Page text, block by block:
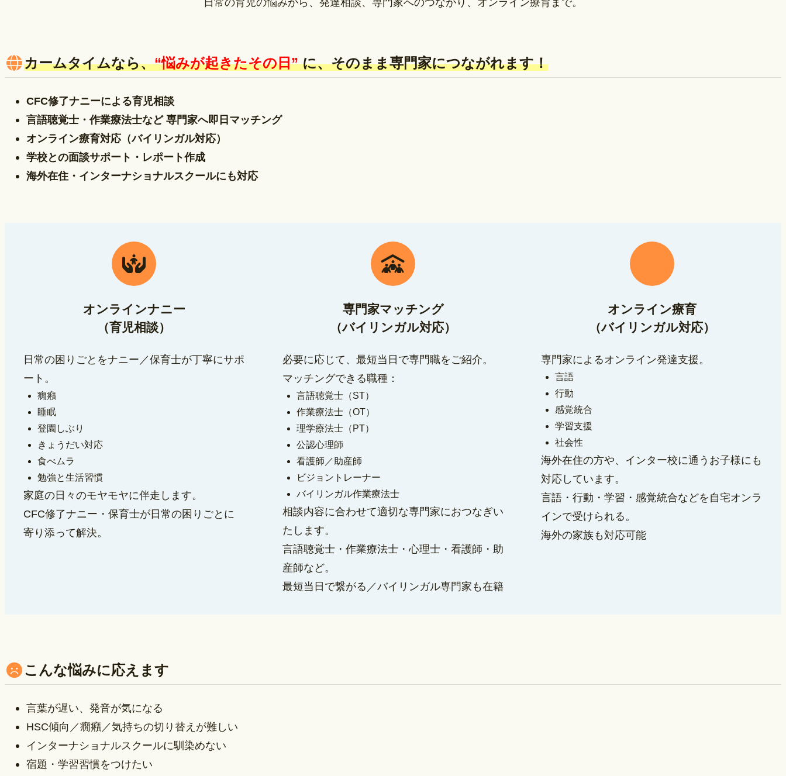
カームタイムなら、“悩みが起きたその日”に、そのまま専門家につながれます！
CFC修了ナニーによる育児相談
言語聴覚士・作業療法士など 専門家へ即日マッチング
オンライン療育対応（バイリンガル対応）
学校との面談サポート・レポート作成
海外在住・インターナショナルスクールにも対応
オンラインナニー
（育児相談）
日常の困りごとをナニー／保育士が丁寧にサポ
ート。
癇癪
睡眠
登園しぶり
きょうだい対応
食べムラ
勉強と生活習慣
家庭の日々のモヤモヤに伴走します。
CFC修了ナニー・保育士が日常の困りごとに
寄り添って解決。
専門家マッチング
（バイリンガル対応）
必要に応じて、最短当日で専門職をご紹介。
マッチングできる職種：
言語聴覚士（ST）
作業療法士（OT）
理学療法士（PT）
公認心理師
看護師／助産師
ビジョントレーナー
バイリンガル作業療法士
相談内容に合わせて適切な専門家におつなぎい
たします。
言語聴覚士・作業療法士・心理士・看護師・助
産師など。
最短当日で繋がる／バイリンガル専門家も在籍
オンライン療育
（バイリンガル対応）
専門家によるオンライン発達支援。
言語
行動
感覚統合
学習支援
社会性
海外在住の方や、インター校に通うお子様にも
対応しています。
言語・行動・学習・感覚統合などを自宅オンラ
インで受けられる。
海外の家族も対応可能
こんな悩みに応えます
言葉が遅い、発音が気になる
HSC傾向／癇癪／気持ちの切り替えが難しい
インターナショナルスクールに馴染めない
宿題・学習習慣をつけたい